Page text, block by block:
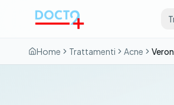
Home Trattamenti Acne